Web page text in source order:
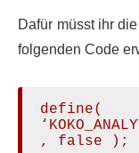
Dafür müsst ihr die
folgenden Code
define(
, false );